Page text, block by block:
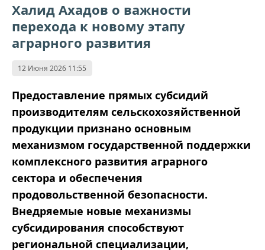
Халид Ахадов о важности
перехода к новому этапу
аграрного развития
12 Июня 2026 11:55
Предоставление прямых субсидий
производителям сельскохозяйственной
продукции признано основным
механизмом государственной поддержки
комплексного развития аграрного
сектора и обеспечения
продовольственной безопасности.
Внедряемые новые механизмы
субсидирования способствуют
региональной специализации,